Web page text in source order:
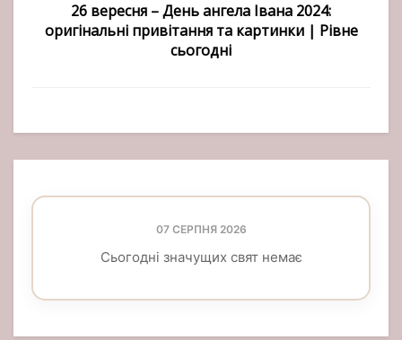
26 вересня – День ангела Івана 2024:
оригінальні привітання та картинки | Рівне
сьогодні
07 СЕРПНЯ 2026
Сьогодні значущих свят немає